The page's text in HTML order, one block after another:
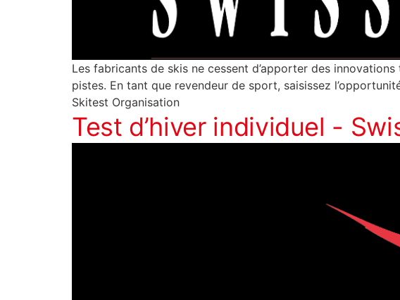
Les fabricants de skis ne cessent d’apporter des
pistes. En tant que revendeur de sport, saisissez
Skitest Organisation
Test d’hiver individuel -